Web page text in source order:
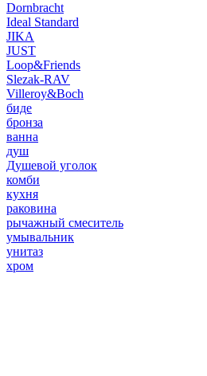
Dornbracht
Ideal Standard
JIKA
JUST
Loop&Friends
Slezak-RAV
Villeroy&Boch
биде
бронза
ванна
душ
Душевой уголок
комби
кухня
раковина
рычажный смеситель
умывальник
унитаз
хром